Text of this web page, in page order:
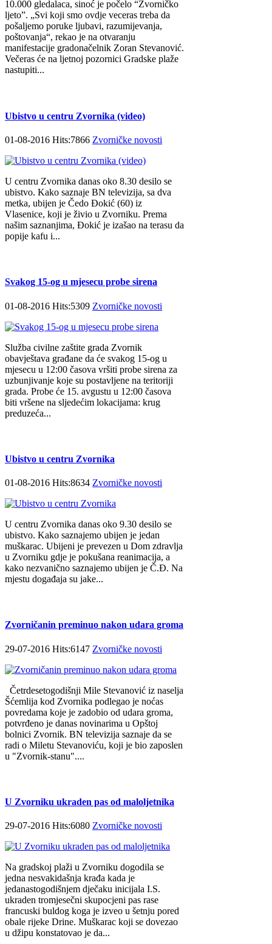
10.000 gledalaca, sinoć je počelo “Zvorničko
ljeto”. „Svi koji smo ovdje veceras treba da
pošaljemo poruke ljubavi, razumijevanja,
poštovanja“, rekao je na otvaranju
manifestacije gradonačelnik Zoran Stevanović.
Večeras će na ljetnoj pozornici Gradske plaže
nastupiti...
Ubistvo u centru Zvornika (video)
01-08-2016 Hits:7866 Zvorničke novosti
U centru Zvornika danas oko 8.30 desilo se
ubistvo. Kako saznaje BN televizija, sa dva
metka, ubijen je Čedo Đokić (60) iz
Vlasenice, koji je živio u Zvorniku. Prema
našim saznanjima, Đokić je izašao na terasu da
popije kafu i...
Svakog 15-og u mjesecu probe sirena
01-08-2016 Hits:5309 Zvorničke novosti
Služba civilne zaštite grada Zvornik
obavještava građane da će svakog 15-og u
mjesecu u 12:00 časova vršiti probe sirena za
uzbunjivanje koje su postavljene na teritoriji
grada. Probe će 15. avgustu u 12:00 časova
biti vršene na sljedećim lokacijama: krug
preduzeća...
Ubistvo u centru Zvornika
01-08-2016 Hits:8634 Zvorničke novosti
U centru Zvornika danas oko 9.30 desilo se
ubistvo. Kako saznajemo ubijen je jedan
muškarac. Ubijeni je prevezen u Dom zdravlja
u Zvorniku gdje je pokušana reanimacija, a
kako nezvanično saznajemo ubijen je Č.Đ. Na
mjestu događaja su jake...
Zvorničanin preminuo nakon udara groma
29-07-2016 Hits:6147 Zvorničke novosti
Četrdesetogodišnji Mile Stevanović iz naselja
Šćemlija kod Zvornika podlegao je noćas
povredama koje je zadobio od udara groma,
potvrđeno je danas novinarima u Opštoj
bolnici Zvornik. BN televizija saznaje da se
radi o Miletu Stevanoviću, koji je bio zaposlen
u "Zvornik-stanu"....
U Zvorniku ukraden pas od maloljetnika
29-07-2016 Hits:6080 Zvorničke novosti
Na gradskoj plaži u Zvorniku dogodila se
jedna nesvakidašnja krađa kada je
jedanastogodišnjem dječaku inicijala I.S.
ukraden tromjesečni skupocjeni pas rase
francuski buldog koga je izveo u šetnju pored
obale rijeke Drine. Muškarac koji se dovezao
u džipu konstatovao je da...